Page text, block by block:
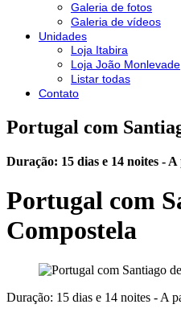
Galeria de fotos
Galeria de vídeos
Unidades
Loja Itabira
Loja João Monlevade
Listar todas
Contato
Portugal com
Duração: 15 dias e 14 noites -
Portugal com
Compostela
Duração: 15 dias e 14 noites - A